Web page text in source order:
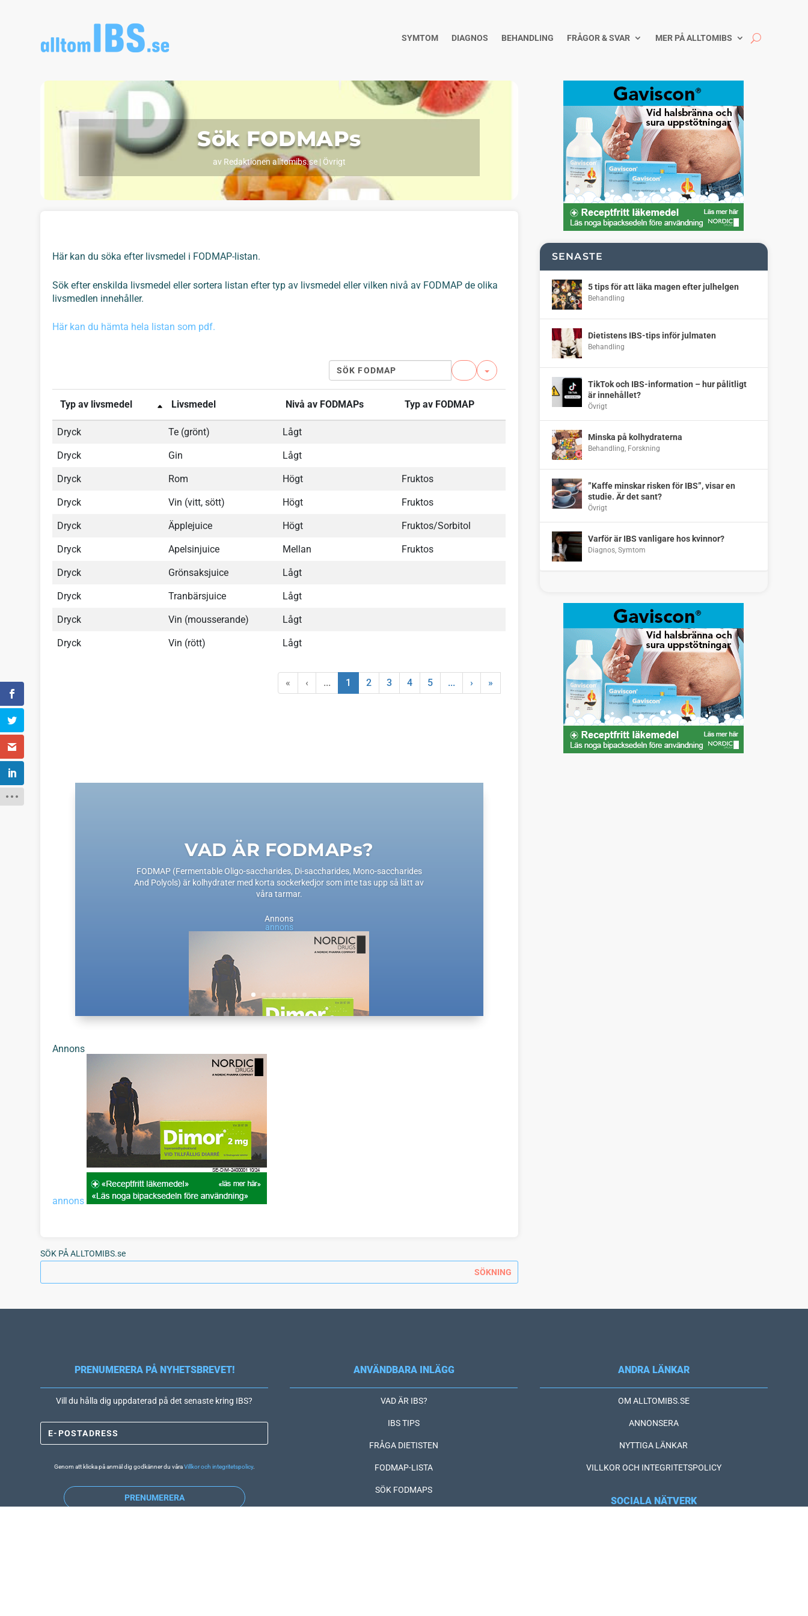
SYMTOM DIAGNOS BEHANDLING FRÅGOR & SVAR MER PÅ ALLTOMIBS
Sök FODMAPs
av Redaktionen alltomibs.se| Övrigt
Här kan du söka efter livsmedel i FODMAP-listan.
Sök efter enskilda livsmedel eller sortera listan efter typ av livsmedel eller vilken nivå av FODMAP de olika
livsmedlen innehåller.
Här kan du hämta hela listan som pdf.
Search
Typ av livsmedel Livsmedel Nivå av FODMAPs Typ av FODMAP
« ‹ ... 1 2 3 4 5 ... › »
Dryck Te (grönt) Lågt
Dryck Gin Lågt
Dryck Rom Högt Fruktos
Dryck Vin (vitt, sött) Högt Fruktos
Dryck Äpplejuice Högt Fruktos/Sorbitol
Dryck Apelsinjuice Mellan Fruktos
Dryck Grönsaksjuice Lågt
Dryck Tranbärsjuice Lågt
Dryck Vin (mousserande) Lågt
Dryck Vin (rött) Lågt
VAD ÄR FODMAPs?
FODMAP (Fermentable Oligo-saccharides, Di-saccharides, Mono-saccharides
And Polyols) är kolhydrater med korta sockerkedjor som inte tas upp så lätt av
våra tarmar.
Annons
annons
Annons
annons
SÖK PÅ ALLTOMIBS.se
SENASTE
5 tips för att läka magen efter julhelgen
Behandling
Dietistens IBS-tips inför julmaten
Behandling
TikTok och IBS-information – hur pålitligt
är innehållet?
Övrigt
Minska på kolhydraterna
Behandling Forskning
”Kaffe minskar risken för IBS”, visar en
studie. Är det sant?
Övrigt
Varför är IBS vanligare hos kvinnor?
Diagnos, Symtom
PRENUMERERA PÅ NYHETSBREVET!
Vill du hålla dig uppdaterad på det senaste kring IBS?
Genom att klicka på anmäl dig godkänner du våraVillkor och integritetspolicy.
ANVÄNDBARA INLÄGG
VAD ÄR IBS?
IBS TIPS
FRÅGA DIETISTEN
FODMAP-LISTA
SÖK FODMAPS
ANDRA LÄNKAR
OM ALLTOMIBS.SE
ANNONSERA
NYTTIGA LÄNKAR
VILLKOR OCH INTEGRITETSPOLICY
SOCIALA NÄTVERK